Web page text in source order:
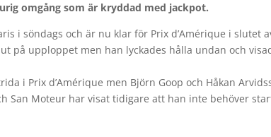
omgång som är kryddad med jackpot.
i söndags och är nu klar för Prix d’Amérique i slutet
på upploppet men han lyckades hålla undan och
i Prix d’Amérique men Björn Goop och Håkan
San Moteur har visat tidigare att han inte behöver